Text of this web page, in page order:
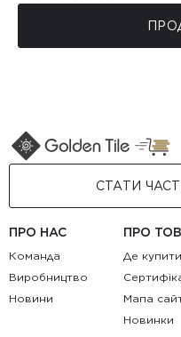
СТАТИ
ПРО НАС
Команда
Виробництво
Новини
ПРО
Де
Мапа
Новинки